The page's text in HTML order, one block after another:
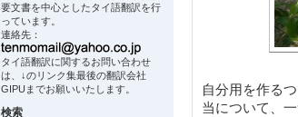
自分用を作る
当について、
要文書を中心としたタイ語翻訳を行
っています。
連絡先：
タイ語翻訳に関するお問い合わせ
は、↓のリンク集最後の翻訳会社
GIPUまでお願いいたします。
検索